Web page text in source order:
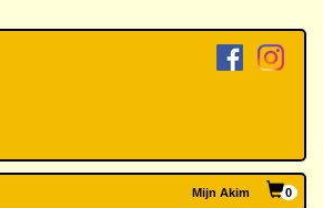
Mijn Akim 0